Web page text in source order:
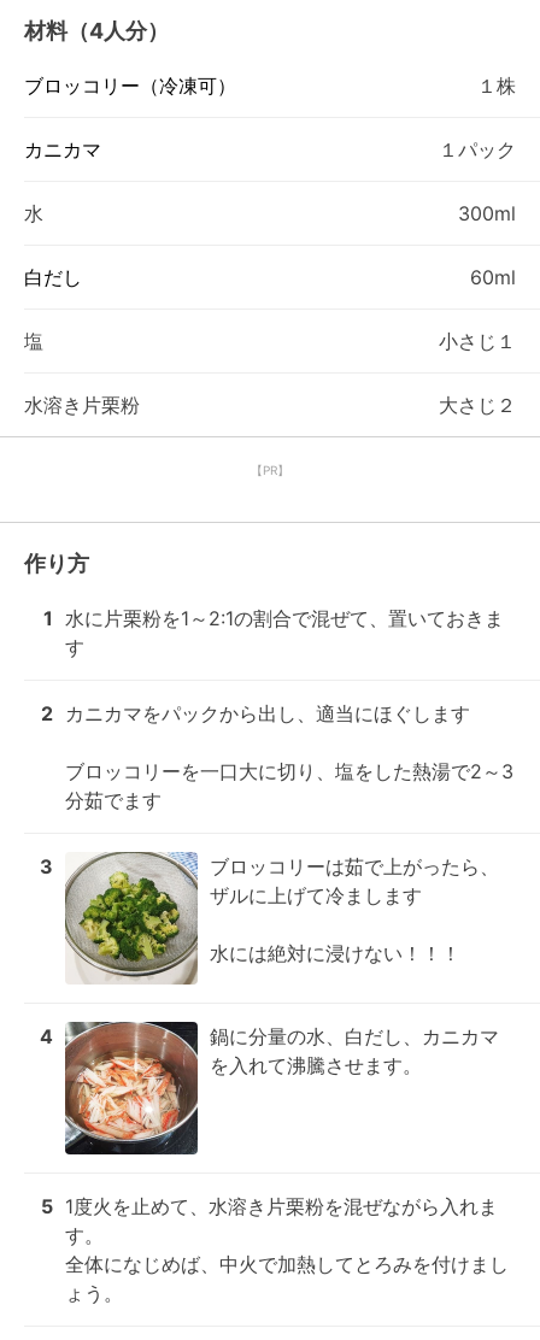
材料（4人分）
ブロッコリー（冷凍可） １株
カニカマ １パック
水 300ml
白だし 60ml
塩 小さじ１
水溶き片栗粉 大さじ２
【PR】
作り方
1 水に片栗粉を1～2:1の割合で混ぜて、置いておきま
す
2 カニカマをパックから出し、適当にほぐします
ブロッコリーを一口大に切り、塩をした熱湯で2～3
分茹でます
3
ブロッコリーは茹で上がったら、
ザルに上げて冷まします
水には絶対に浸けない！！！
4
鍋に分量の水、白だし、カニカマ
を入れて沸騰させます。
5 1度火を止めて、水溶き片栗粉を混ぜながら入れま
す。
全体になじめば、中火で加熱してとろみを付けまし
ょう。